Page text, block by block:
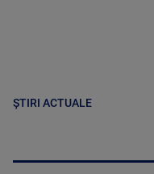
ȘTIRI ACTUALE